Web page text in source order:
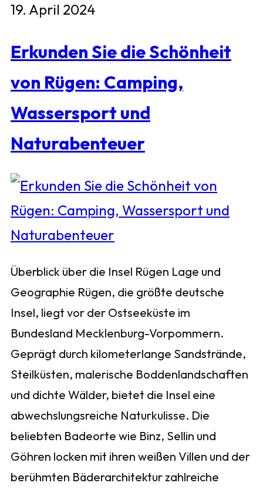
19. April 2024
Erkunden Sie die Schönheit
von Rügen: Camping,
Wassersport und
Naturabenteuer
Überblick über die Insel Rügen Lage und
Geographie Rügen, die größte deutsche
Insel, liegt vor der Ostseeküste im
Bundesland Mecklenburg-Vorpommern.
Geprägt durch kilometerlange Sandstrände,
Steilküsten, malerische Boddenlandschaften
und dichte Wälder, bietet die Insel eine
abwechslungsreiche Naturkulisse. Die
beliebten Badeorte wie Binz, Sellin und
Göhren locken mit ihren weißen Villen und der
berühmten Bäderarchitektur zahlreiche